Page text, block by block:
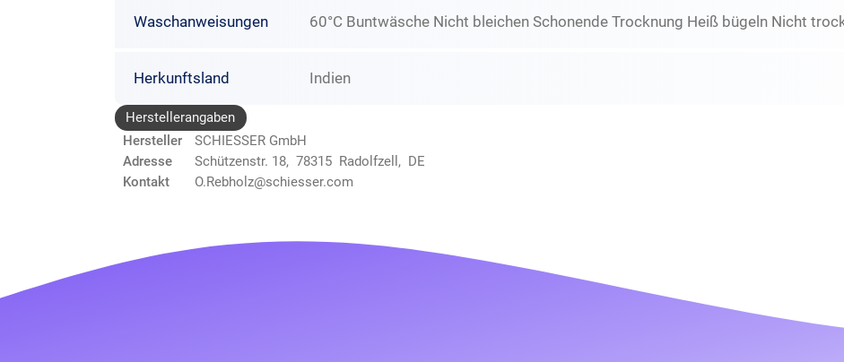
Waschanweisungen 60°C Buntwäsche Nicht bleichen Schonende Trocknung Heiß bügeln Nicht
Herkunftsland Indien
Herstellerangaben
Hersteller
SCHIESSER GmbH
Adresse
Schützenstr. 18, 78315 Radolfzell, DE
Kontakt
O.Rebholz@schiesser.com